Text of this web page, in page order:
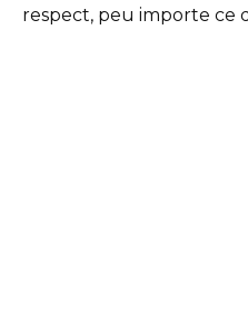
respect, peu importe ce